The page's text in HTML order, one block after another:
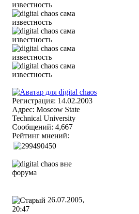
Регистрация: 14.02.2003
Адрес: Moscow State
Technical University
Сообщений: 4,667
Рейтинг мнений:
26.07.2005,
20:47